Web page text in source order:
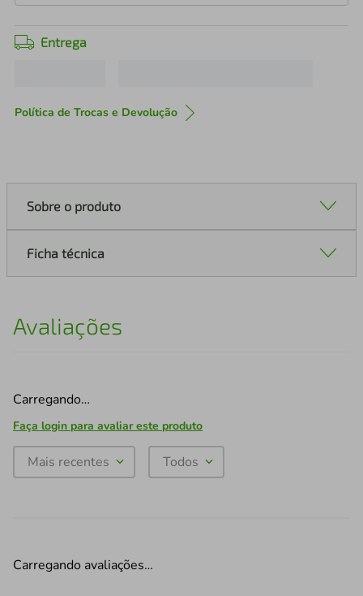
Entrega
Política de Trocas e Devolução
Sobre o produto
Ficha técnica
Avaliações
Carregando…
Faça login para avaliar este produto
Mais recentes Todos
Carregando avaliações…